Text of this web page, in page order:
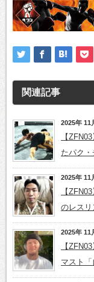
関連記事
2025年 11
【
たパク
2025年 11
【
のレスリ
2025年 11
【
マスト「